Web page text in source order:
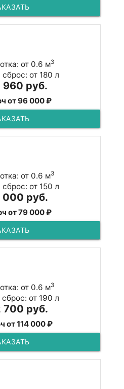
от 0.6 м3
от 180 л
960 руб.
от 96 000 ₽
от 0.6 м3
от 150 л
000 руб.
от 79 000 ₽
от 0.6 м3
от 190 л
700 руб.
от 114 000 ₽